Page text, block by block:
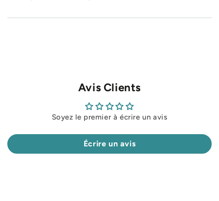
Avis Clients
Soyez le premier à écrire un avis
Écrire un avis